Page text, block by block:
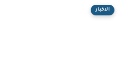
الاخبار